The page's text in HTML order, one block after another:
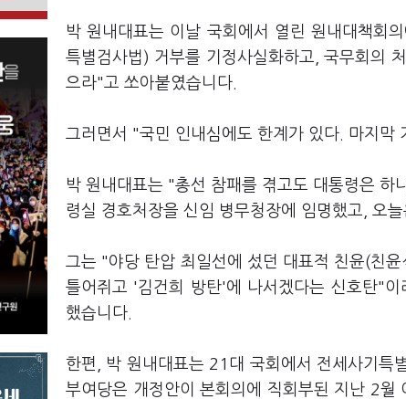
박 원내대표는 이날 국회에서 열린 원내대책회
특별검사법) 거부를 기정사실화하고, 국무회의
으라"고 쏘아붙였습니다.
그러면서 "국민 인내심에도 한계가 있다. 마지막
박 원내대표는 "총선 참패를 겪고도 대통령은
령실 경호처장을 신임 병무청장에 임명했고, 오
그는 "야당 탄압 최일선에 섰던 대표적 친윤(친
틀어쥐고 '김건희 방탄'에 나서겠다는 신호탄"
했습니다.
한편, 박 원내대표는 21대 국회에서 전세사기특
부여당은 개정안이 본회의에 직회부된 지난 2